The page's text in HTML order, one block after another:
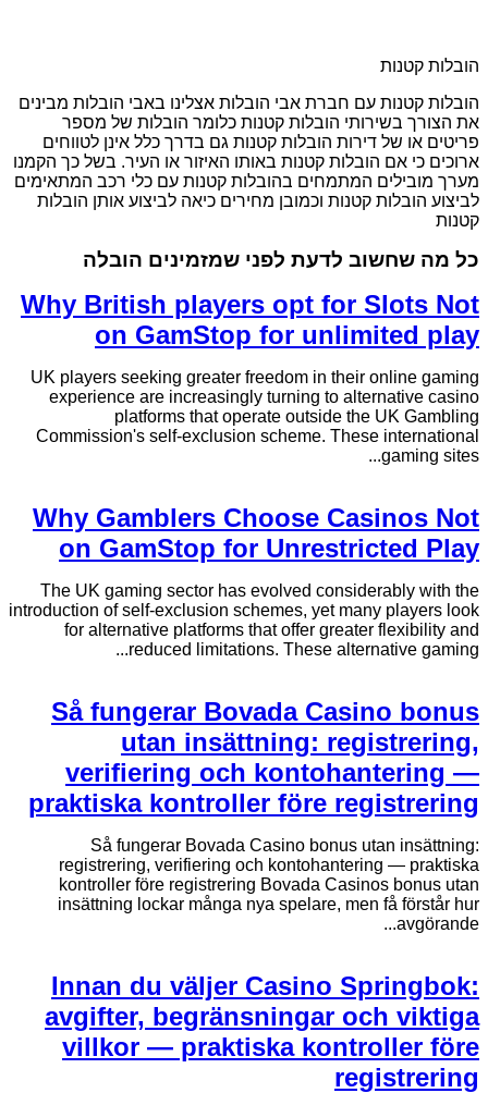
הובלות קטנות
הובלות קטנות עם חברת אבי הובלות אצלינו באבי הובלות מבינים
את הצורך בשירותי הובלות קטנות כלומר הובלות של מספר
פריטים או של דירות הובלות קטנות גם בדרך כלל אינן לטווחים
ארוכים כי אם הובלות קטנות באותו האיזור או העיר. בשל כך הקמנו
מערך מובילים המתמחים בהובלות קטנות עם כלי רכב המתאימים
לביצוע הובלות קטנות וכמובן מחירים כיאה לביצוע אותן הובלות
קטנות
כל מה שחשוב לדעת לפני שמזמינים הובלה
Why British players opt for Slots Not
on GamStop for unlimited play
UK players seeking greater freedom in their online gaming
experience are increasingly turning to alternative casino
platforms that operate outside the UK Gambling
Commission's self-exclusion scheme. These international
gaming sites...
Why Gamblers Choose Casinos Not
on GamStop for Unrestricted Play
The UK gaming sector has evolved considerably with the
introduction of self-exclusion schemes, yet many players look
for alternative platforms that offer greater flexibility and
reduced limitations. These alternative gaming...
Så fungerar Bovada Casino bonus
utan insättning: registrering,
verifiering och kontohantering —
praktiska kontroller före registrering
Så fungerar Bovada Casino bonus utan insättning:
registrering, verifiering och kontohantering — praktiska
kontroller före registrering Bovada Casinos bonus utan
insättning lockar många nya spelare, men få förstår hur
avgörande...
Innan du väljer Casino Springbok:
avgifter, begränsningar och viktiga
villkor — praktiska kontroller före
registrering